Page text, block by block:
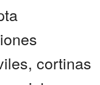
cortinas